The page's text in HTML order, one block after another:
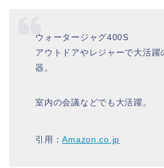
ウォータージャグ400S
アウトドアやレジャーで大活躍
器。
室内の会議などでも大活躍。
引用：Amazon.co.jp